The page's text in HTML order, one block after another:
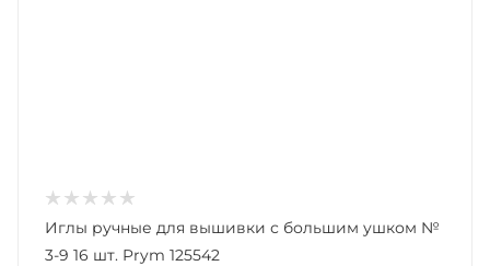
Иглы ручные для вышивки с большим ушком №
3-9 16 шт. Prym 125542